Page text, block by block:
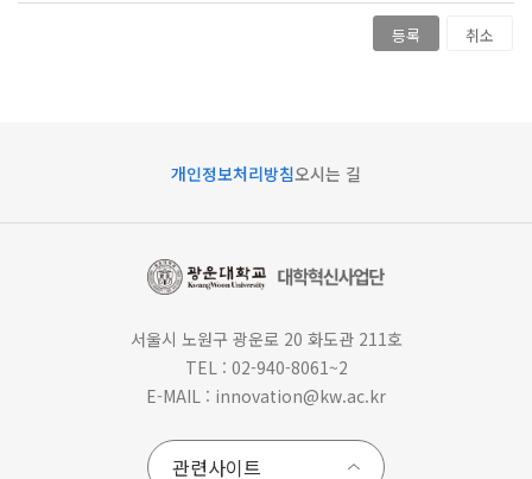
등록 취소
개인정보처리방침오시는 길
서울시 노원구 광운로 20 화도관 211호
TEL : 02-940-8061~2
E-MAIL : innovation@kw.ac.kr